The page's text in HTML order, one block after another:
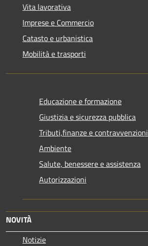
Vita lavorativa
Imprese e Commercio
Catasto e urbanistica
Mobilità e trasporti
Educazione e formazione
Giustizia e sicurezza pubblica
Tributi,finanze e contravvenzioni
Ambiente
Salute, benessere e assistenza
Autorizzazioni
NOVITÀ
Notizie